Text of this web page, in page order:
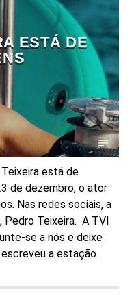
ESTÁ DE
está de
de dezembro, o ator
Nas redes sociais, a
Pedro Teixeira. A TVI
se a nós e deixe
escreveu a estação.